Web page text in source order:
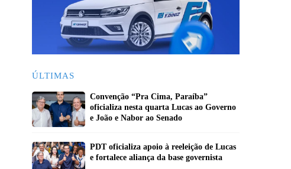
ÚLTIMAS
Convenção “Pra Cima, Paraíba”
oficializa nesta quarta Lucas ao Governo
e João e Nabor ao Senado
PDT oficializa apoio à reeleição de Lucas
e fortalece aliança da base governista